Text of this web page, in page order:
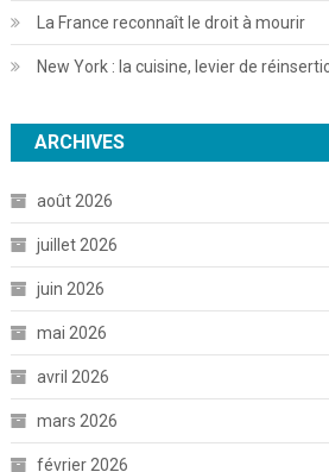
La France reconnaît le droit à mourir
New York : la cuisine, levier de
ARCHIVES
août 2026
juillet 2026
juin 2026
mai 2026
avril 2026
mars 2026
février 2026